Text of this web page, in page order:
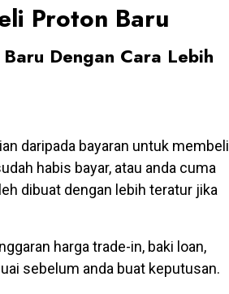
Proton Baru
Dengan Cara Lebih
daripada bayaran untuk membeli
habis bayar, atau anda cuma
dibuat dengan lebih teratur jika
harga trade-in, baki loan,
sebelum anda buat keputusan.